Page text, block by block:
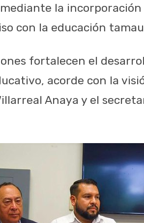
la
con la educación
fortalecen el
acorde con la
Anaya y el